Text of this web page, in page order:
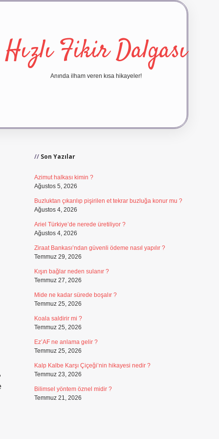
Hızlı Fikir Dalgası
Anında ilham veren kısa hikayeler!
Son Yazılar
Azimut halkası kimin ?
Ağustos 5, 2026
Buzluktan çıkarılıp pişirilen et tekrar buzluğa konur mu ?
Ağustos 4, 2026
Ariel Türkiye’de nerede üretiliyor ?
Ağustos 4, 2026
Ziraat Bankası’ndan güvenli ödeme nasıl yapılır ?
Temmuz 29, 2026
Kışın bağlar neden sulanır ?
Temmuz 27, 2026
Mide ne kadar sürede boşalır ?
Temmuz 25, 2026
Koala saldirir mi ?
Temmuz 25, 2026
Ez’AF ne anlama gelir ?
Temmuz 25, 2026
Kalp Kalbe Karşı Çiçeği’nin hikayesi nedir ?
Temmuz 23, 2026
Bilimsel yöntem öznel midir ?
Temmuz 21, 2026